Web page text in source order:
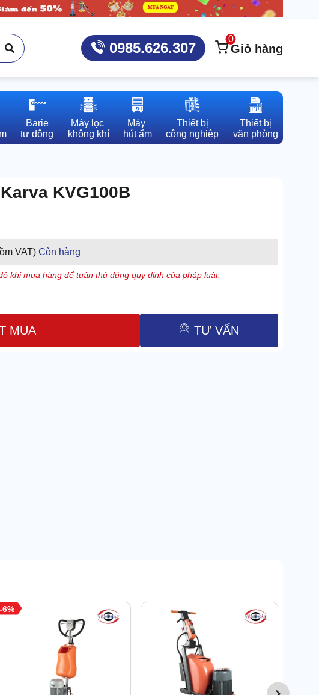
0985.626.307
0
Giỏ hàng
Barie
tự động
Máy lọc
không khí
Máy
hút ẩm
Thiết bị
công nghiệp
Thiết bị
văn phòng
KVG100B
VAT) Còn hàng
khi mua hàng để tuân thủ đúng quy định của pháp luật.
MUA TƯ VẤN
6